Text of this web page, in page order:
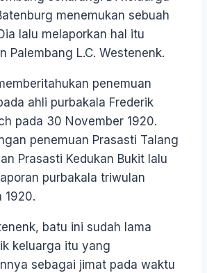
menemukan sebuah
lalu melaporkan hal itu
Palembang L.C. Westenenk.
penemuan
ahli purbakala Frederik
pada 30 November 1920.
penemuan Prasasti Talang
Prasasti Kedukan Bukit lalu
purbakala triwulan
1920.
batu ini sudah lama
keluarga itu yang
sebagai jimat pada waktu